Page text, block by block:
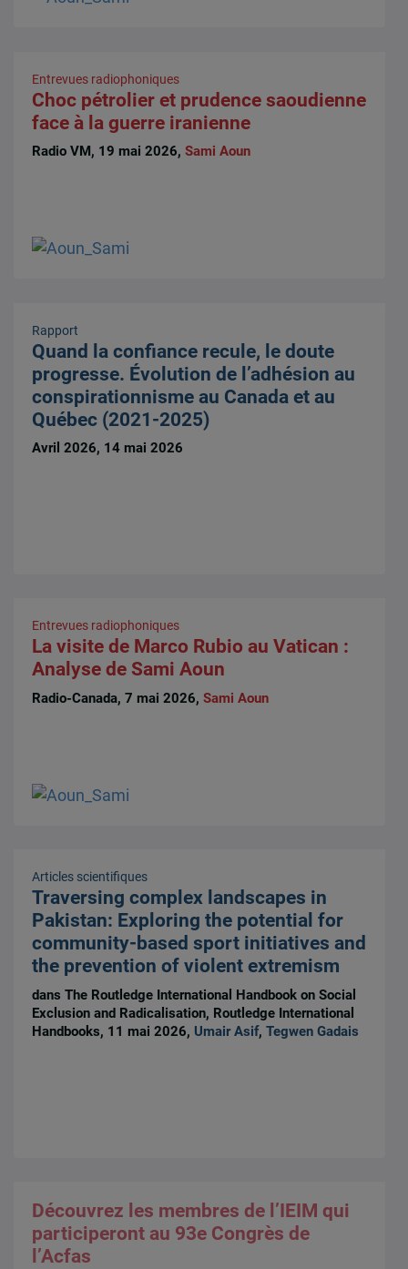
Entrevues radiophoniques
Choc pétrolier et prudence saoudienne
face à la guerre iranienne
Radio VM, 19 mai 2026,Sami Aoun
Rapport
Quand la confiance recule, le doute
progresse. Évolution de l’adhésion au
conspirationnisme au Canada et au
Québec (2021-2025)
Avril 2026, 14 mai 2026
Entrevues radiophoniques
La visite de Marco Rubio au Vatican :
Analyse de Sami Aoun
Radio-Canada, 7 mai 2026,Sami Aoun
Articles scientifiques
Traversing complex landscapes in
Pakistan: Exploring the potential for
community-based sport initiatives and
the prevention of violent extremism
dans The Routledge International Handbook on Social
Exclusion and Radicalisation, Routledge International
Handbooks, 11 mai 2026, Umair Asif,Tegwen Gadais
Découvrez les membres de l’IEIM qui
participeront au 93e Congrès de
l’Acfas